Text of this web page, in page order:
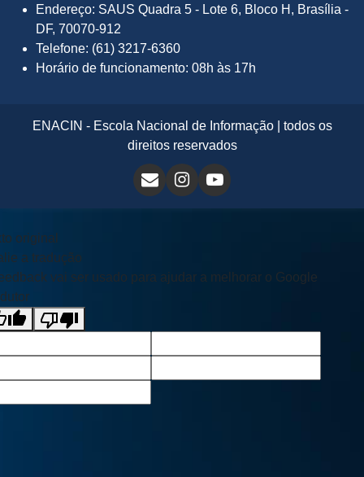
Endereço: SAUS Quadra 5 - Lote 6, Bloco H, Brasília -
DF, 70070-912
Telefone: (61) 3217-6360
Horário de funcionamento: 08h às 17h
ENACIN - Escola Nacional de Informação | todos os
direitos reservados
original
a tradução
vai ser usado para ajudar a melhorar o Google